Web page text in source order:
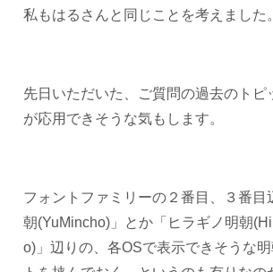
私もはるさんと同じことを考えました。
先日いただいた、ご質問の過去のトピ
が応用できそうな気もします。
フォントファミリーの２番目、３番目
朝(YuMincho)」とか「ヒラギノ明朝
o)」辺りの、各OSで表示できそうな